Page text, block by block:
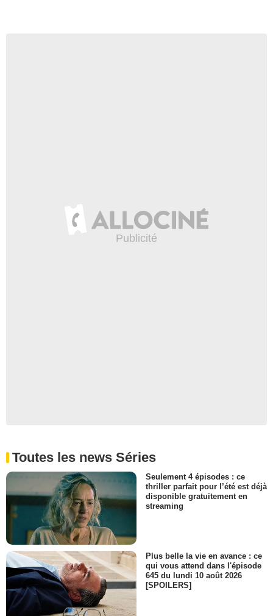
Toutes les news Séries
Seulement 4 épisodes : ce
thriller parfait pour l’été est déjà
disponible gratuitement en
streaming
Plus belle la vie en avance : ce
qui vous attend dans l'épisode
645 du lundi 10 août 2026
[SPOILERS]